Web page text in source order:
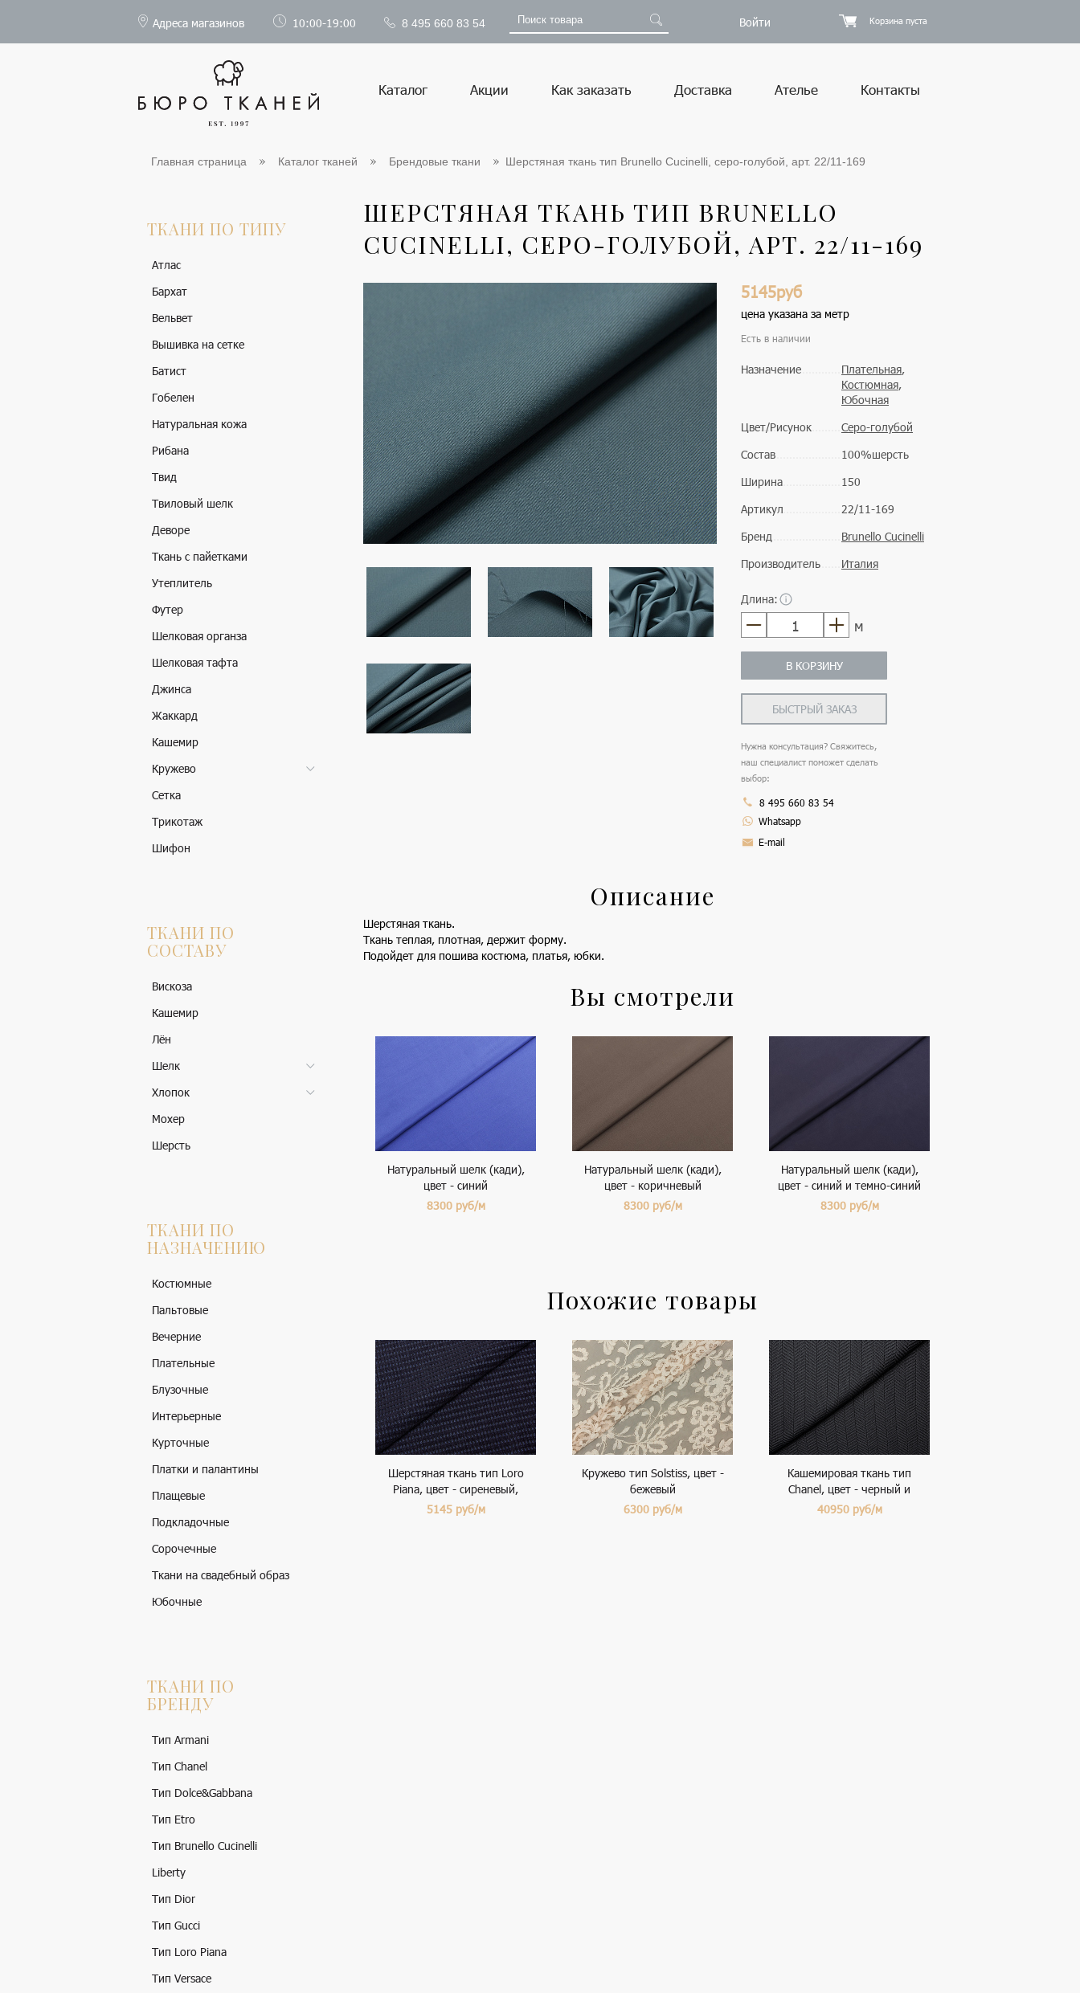
Адреса магазинов 10:00-19:00 8 495 660 83 54 Войти Корзина пуста
Каталог Акции Как заказать Доставка Ателье Контакты
Главная страница Каталог тканей Брендовые ткани Шерстяная ткань тип Brunello Cucinelli, серо-голубой, арт. 22/11-169
ТКАНИ ПО ТИПУ
Атлас
Бархат
Вельвет
Вышивка на сетке
Батист
Гобелен
Натуральная кожа
Рибана
Твид
Твиловый шелк
Деворе
Ткань с пайетками
Утеплитель
Футер
Шелковая органза
Шелковая тафта
Джинса
Жаккард
Кашемир
Кружево
Сетка
Трикотаж
Шифон
ТКАНИ ПО
СОСТАВУ
Вискоза
Кашемир
Лён
Шелк
Хлопок
Мохер
Шерсть
ТКАНИ ПО
НАЗНАЧЕНИЮ
Костюмные
Пальтовые
Вечерние
Плательные
Блузочные
Интерьерные
Курточные
Платки и палантины
Плащевые
Подкладочные
Сорочечные
Ткани на свадебный образ
Юбочные
ТКАНИ ПО
БРЕНДУ
Тип Armani
Тип Chanel
Тип Dolce&Gabbana
Тип Etro
Тип Brunello Cucinelli
Liberty
Тип Dior
Тип Gucci
Тип Loro Piana
Тип Versace
ШЕРСТЯНАЯ ТКАНЬ ТИП BRUNELLO
CUCINELLI, СЕРО-ГОЛУБОЙ, АРТ. 22/11-169
5145руб
цена указана за метр
Есть в наличии
Назначение Плательная,
Костюмная,
Юбочная
Цвет/Рисунок
Серо-голубой
Состав
100%шерсть
Ширина
150
Артикул
22/11-169
Бренд
Brunello Cucinelli
Производитель
Италия
Длина:
м
В КОРЗИНУ
БЫСТРЫЙ ЗАКАЗ
Нужна консультация? Свяжитесь,
наш специалист поможет сделать
выбор:
8 495 660 83 54
Whatsapp
E-mail
Описание
Шерстяная ткань.
Ткань теплая, плотная, держит форму.
Подойдет для пошива костюма, платья, юбки.
Вы смотрели
Натуральный шелк (кади),
цвет - синий
8300 руб/м
Натуральный шелк (кади),
цвет - коричневый
8300 руб/м
Натуральный шелк (кади),
цвет - синий и темно-синий
8300 руб/м
Похожие товары
Шерстяная ткань тип Loro
Piana, цвет - сиреневый,
темно-синий, полоска
5145 руб/м
Кружево тип Solstiss, цвет -
бежевый
6300 руб/м
Кашемировая ткань тип
Chanel, цвет - черный и
елочка
40950 руб/м